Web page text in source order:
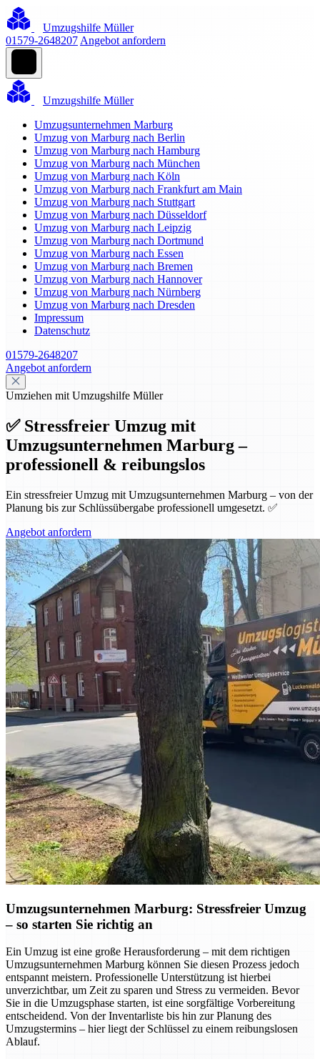
Umzugshilfe Müller
01579-2648207 Angebot anfordern
Umzugshilfe Müller
Umzugsunternehmen Marburg
Umzug von Marburg nach Berlin
Umzug von Marburg nach Hamburg
Umzug von Marburg nach München
Umzug von Marburg nach Köln
Umzug von Marburg nach Frankfurt am Main
Umzug von Marburg nach Stuttgart
Umzug von Marburg nach Düsseldorf
Umzug von Marburg nach Leipzig
Umzug von Marburg nach Dortmund
Umzug von Marburg nach Essen
Umzug von Marburg nach Bremen
Umzug von Marburg nach Hannover
Umzug von Marburg nach Nürnberg
Umzug von Marburg nach Dresden
Impressum
Datenschutz
01579-2648207
Angebot anfordern
Umziehen mit Umzugshilfe Müller
✅ Stressfreier Umzug mit
Umzugsunternehmen Marburg –
professionell & reibungslos
Ein stressfreier Umzug mit Umzugsunternehmen Marburg – von der
Planung bis zur Schlüssübergabe professionell umgesetzt. ✅
Angebot anfordern
Umzugsunternehmen Marburg: Stressfreier Umzug
– so starten Sie richtig an
Ein Umzug ist eine große Herausforderung – mit dem richtigen
Umzugsunternehmen Marburg können Sie diesen Prozess jedoch
entspannt meistern. Professionelle Unterstützung ist hierbei
unverzichtbar, um Zeit zu sparen und Stress zu vermeiden. Bevor
Sie in die Umzugsphase starten, ist eine sorgfältige Vorbereitung
entscheidend. Von der Inventarliste bis hin zur Planung des
Umzugstermins – hier liegt der Schlüssel zu einem reibungslosen
Ablauf.